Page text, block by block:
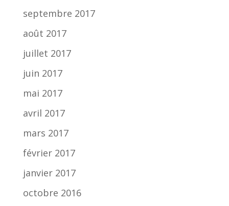
septembre 2017
août 2017
juillet 2017
juin 2017
mai 2017
avril 2017
mars 2017
février 2017
janvier 2017
octobre 2016